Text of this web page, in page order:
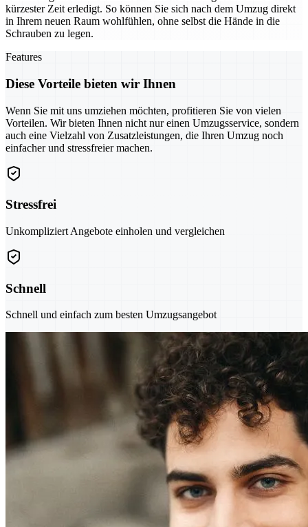
kürzester Zeit erledigt. So können Sie sich nach dem Umzug direkt
in Ihrem neuen Raum wohlfühlen, ohne selbst die Hände in die
Schrauben zu legen.
Features
Diese Vorteile bieten wir Ihnen
Wenn Sie mit uns umziehen möchten, profitieren Sie von vielen
Vorteilen. Wir bieten Ihnen nicht nur einen Umzugsservice, sondern
auch eine Vielzahl von Zusatzleistungen, die Ihren Umzug noch
einfacher und stressfreier machen.
Stressfrei
Unkompliziert Angebote einholen und vergleichen
Schnell
Schnell und einfach zum besten Umzugsangebot